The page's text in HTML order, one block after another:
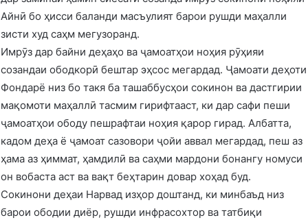
Айнӣ бо ҳисси баланди масъулият барои рушди маҳалли
зисти худ саҳм мегузоранд.
Имрӯз дар байни деҳаҳо ва ҷамоатҳои ноҳия рӯҳияи
созандаи ободкорӣ бештар эҳсос мегардад. Ҷамоати деҳоти
Фондарё низ бо такя ба ташаббусҳои сокинон ва дастгирии
мақомоти маҳаллӣ тасмим гирифтааст, ки дар сафи пеши
ҷамоатҳои ободу пешрафтаи ноҳия қарор гирад. Албатта,
кадом деҳа ё ҷамоат сазовори ҷойи аввал мегардад, пеш аз
ҳама аз ҳиммат, ҳамдилӣ ва саҳми мардони бонангу номуси
он вобаста аст ва вақт беҳтарин довар хоҳад буд.
Сокинони деҳаи Нарвад изҳор доштанд, ки минбаъд низ
барои ободии диёр, рушди инфрасохтор ва татбиқи